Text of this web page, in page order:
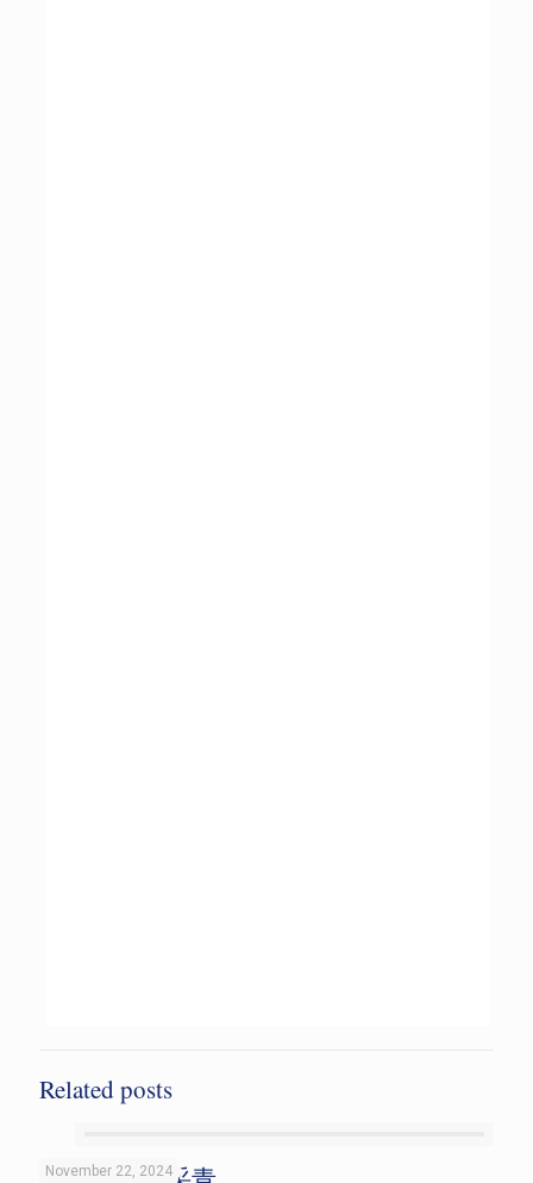
Related posts
November 22, 2024